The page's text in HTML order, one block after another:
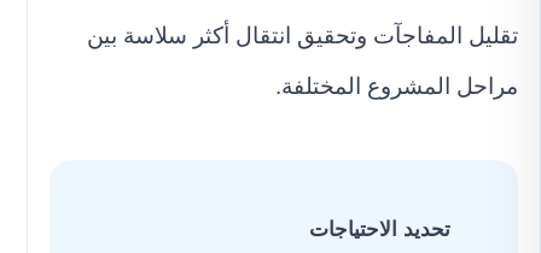
تقليل المفاجآت وتحقيق انتقال أكثر سلاسة بين
مراحل المشروع المختلفة.
تحديد الاحتياجات